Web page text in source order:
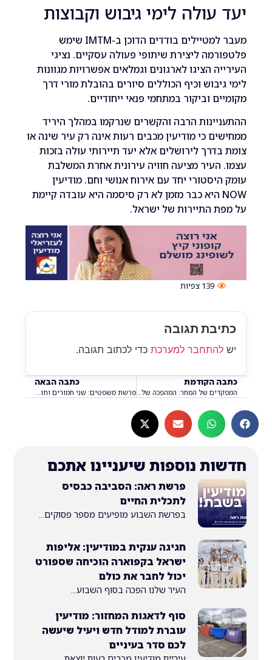
לימי גיבוש וקבוצות
מעבר למטיילים בודדים הדוכן ב-IMTM שימש
ליצירת שיתופי פעולה עסקיים. נציגי
הציגו לארגונים וגמלאים אפשרויות מגוונות
וכיף הכוללים סיורים בהובלת מורי דרך
וביקור במתחמי פנאי ייחודיים.
הרבה והקשרים שנרקמו במהלך היריד
כי מודיעין מכבים רעות אינה רק עיר שינה או
לירושלים אלא יעד תיירותי עולה בזכות
מציעה חוויה עירונית אחרת המשלבת
יחד עם אירוח אנושי וחם. מודיעין
NOW היא כבר מזמן לא רק סיסמה היא עובדה קיימת
התיירות של ישראל.
תגובה
למערכתכדי לכתוב תגובה.
הקודמת
המפקדים של המחר: המהפכה של תיכון אמית בנים מודיעין – אחד מכל ארבעה בוגרים הופך לקצין פרשת משפטים: שני חמורים ותורה אחת
נוספות שיעניינו אתכם
פרשת ראה: הסביבה כבסיס
לתכלית החיים
בפרשת השבוע מופיעים מספר פסוקים...
חגיגה ענקית במודיעין: אליפות
ישראל בקפוארה הוכיחה שספורט
יכול לחבר את כולם
העיר שלנו הפכה בסוף השבוע...
סוף לדאגות המחזור: מודיעין
עוברת למודל חדש ויעיל שיעשה
לכם סדר בעיניים